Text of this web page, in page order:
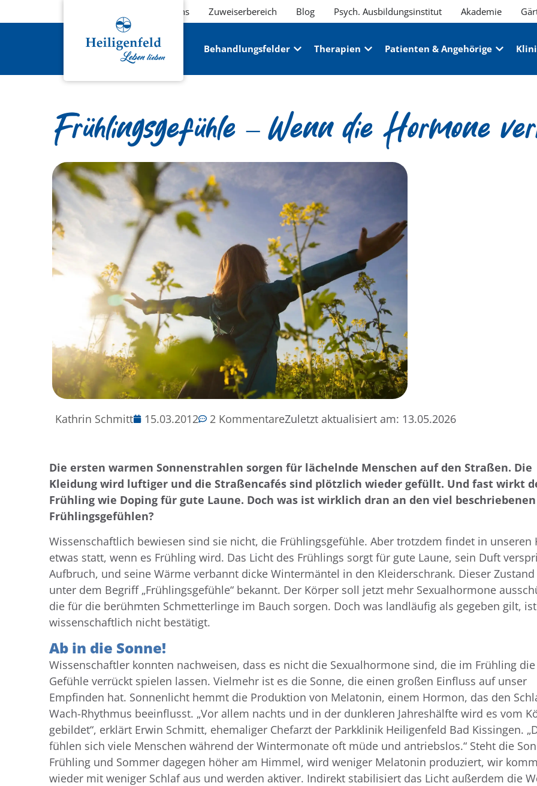
Über uns Zuweiserbereich Blog Psych. Ausbildungsinstitut Akademie
Behandlungsfelder Therapien Patienten & Angehörige
Frühlingsgefühle – Wenn die Hormone
Kathrin Schmitt 15.03.2012 2 KommentareZuletzt aktualisiert am: 13.05.2026
Die ersten warmen Sonnenstrahlen sorgen für lächelnde Menschen auf den Straßen. Die
Kleidung wird luftiger und die Straßencafés sind plötzlich wieder gefüllt. Und fast wirkt
Frühling wie Doping für gute Laune. Doch was ist wirklich dran an den viel beschriebenen
Frühlingsgefühlen?
Wissenschaftlich bewiesen sind sie nicht, die Frühlingsgefühle. Aber trotzdem findet in unseren
etwas statt, wenn es Frühling wird. Das Licht des Frühlings sorgt für gute Laune, sein Duft
Aufbruch, und seine Wärme verbannt dicke Wintermäntel in den Kleiderschrank. Dieser
unter dem Begriff „Frühlingsgefühle“ bekannt. Der Körper soll jetzt mehr Sexualhormone
die für die berühmten Schmetterlinge im Bauch sorgen. Doch was landläufig als gegeben gilt, ist
wissenschaftlich nicht bestätigt.
Ab in die Sonne!
Wissenschaftler konnten nachweisen, dass es nicht die Sexualhormone sind, die im Frühling die
Gefühle verrückt spielen lassen. Vielmehr ist es die Sonne, die einen großen Einfluss auf unser
Empfinden hat. Sonnenlicht hemmt die Produktion von Melatonin, einem Hormon, das den
Wach-Rhythmus beeinflusst. „Vor allem nachts und in der dunkleren Jahreshälfte wird es vom
gebildet“, erklärt Erwin Schmitt, ehemaliger Chefarzt der Parkklinik Heiligenfeld Bad Kissingen.
fühlen sich viele Menschen während der Wintermonate oft müde und antriebslos.“ Steht die
Frühling und Sommer dagegen höher am Himmel, wird weniger Melatonin produziert, wir
wieder mit weniger Schlaf aus und werden aktiver. Indirekt stabilisiert das Licht außerdem die